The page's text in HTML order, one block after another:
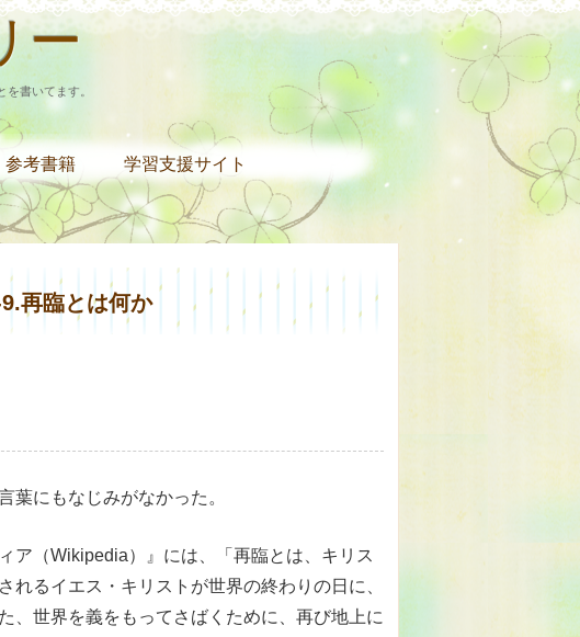
ー
書いてます。
参考書籍 学習支援サイト
再臨とは何か
葉にもなじみがなかった。
ア（Wikipedia）』には、「再臨とは、キリス
れるイエス・キリストが世界の終わりの日に、
、世界を義をもってさばくために、再び地上に